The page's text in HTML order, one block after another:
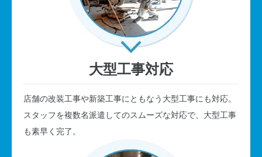
大型工事対応
店舗の改装工事や新築工事にともなう大型工事にも対応。
スタッフを複数名派遣してのスムーズな対応で、大型工事
も素早く完了。